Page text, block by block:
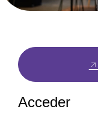
Acceder